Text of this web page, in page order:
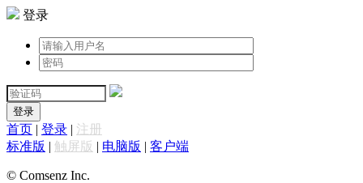
登录
登录
首页 | 登录 | 注册
标准版 | 触屏版 | 电脑版 | 客户端
© Comsenz Inc.